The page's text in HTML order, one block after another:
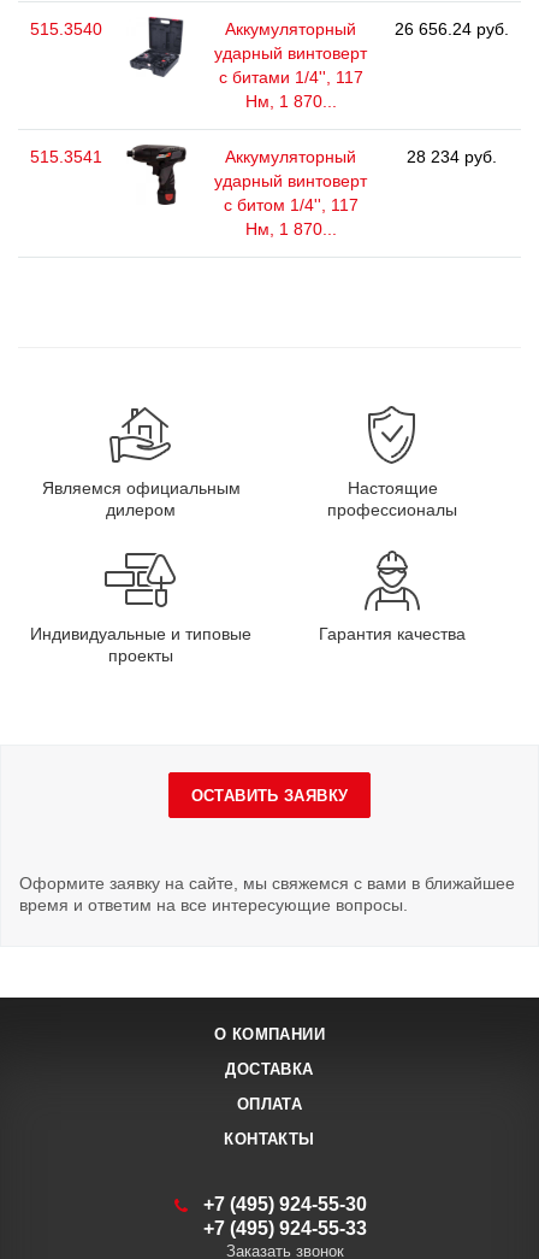
515.3540
Аккумуляторный
ударный винтоверт
с битами 1/4'', 117
Нм, 1 870...
26 656.24 руб.
515.3541
Аккумуляторный
ударный винтоверт
с битом 1/4'', 117
Нм, 1 870...
28 234 руб.
Являемся официальным
дилером
Настоящие
профессионалы
Индивидуальные и типовые
проекты
Гарантия качества
ОСТАВИТЬ ЗАЯВКУ
Оформите заявку на сайте, мы свяжемся с вами в ближайшее
время и ответим на все интересующие вопросы.
О КОМПАНИИ
ДОСТАВКА
ОПЛАТА
КОНТАКТЫ
+7 (495) 924-55-30
+7 (495) 924-55-33
Заказать звонок